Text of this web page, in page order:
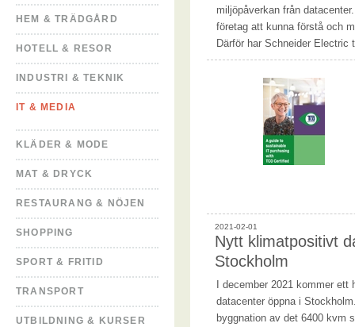
HEM & TRÄDGÅRD
HOTELL & RESOR
INDUSTRI & TEKNIK
IT & MEDIA
KLÄDER & MODE
MAT & DRYCK
RESTAURANG & NÖJEN
SHOPPING
SPORT & FRITID
TRANSPORT
UTBILDNING & KURSER
miljöpåverkan från
företag att kunna förstå och
Därför har Schneider
2021-02-01
Nytt klimatpositivt
Stockholm
I december 2021 kommer
datacenter öppna i
byggnation av det 6400 kvm